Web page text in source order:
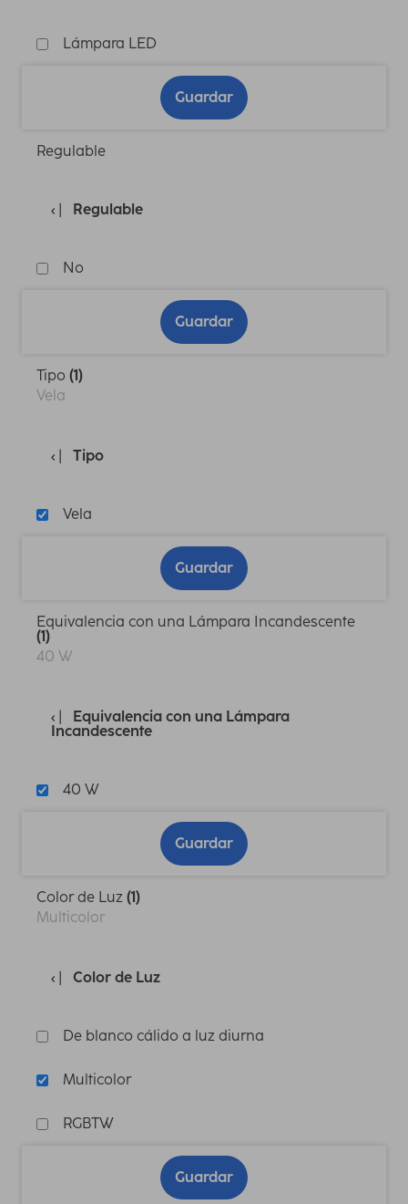
Lámpara LED
Guardar
Regulable
Regulable
No
Guardar
Tipo (1)
Vela
Tipo
Vela
Guardar
Equivalencia con una Lámpara Incandescente
(1)
40 W
Equivalencia con una Lámpara
Incandescente
40 W
Guardar
Color de Luz (1)
Multicolor
Color de Luz
De blanco cálido a luz diurna
Multicolor
RGBTW
Guardar